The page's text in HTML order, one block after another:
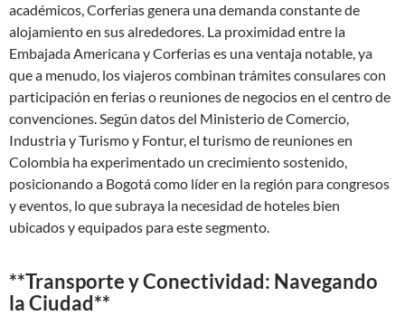
académicos, Corferias genera una demanda constante de
alojamiento en sus alrededores. La proximidad entre la
Embajada Americana y Corferias es una ventaja notable, ya
que a menudo, los viajeros combinan trámites consulares con
participación en ferias o reuniones de negocios en el centro de
convenciones. Según datos del Ministerio de Comercio,
Industria y Turismo y Fontur, el turismo de reuniones en
Colombia ha experimentado un crecimiento sostenido,
posicionando a Bogotá como líder en la región para congresos
y eventos, lo que subraya la necesidad de hoteles bien
ubicados y equipados para este segmento.
**Transporte y Conectividad: Navegando
la Ciudad**